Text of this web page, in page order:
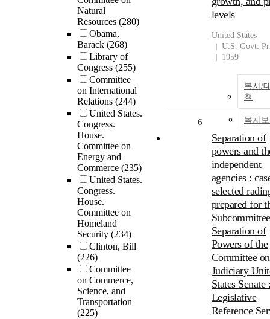
Natural
Resources (280)
Obama,
Barack (268)
Library of
Congress (255)
Committee
on International
Relations (244)
United States.
Congress.
House.
Committee on
Energy and
Commerce (235)
United States.
Congress.
House.
Committee on
Homeland
Security (234)
Clinton, Bill
(226)
Committee
on Commerce,
Science, and
Transportation
(225)
levels
United States
U.S. Govt.
1959
복사/
청
목차
6
Separation of
powers and
independent
agencies :
selected
prepared for
Separation of
Powers of the
Committee
Judiciary
States Senate
Legislative
Reference